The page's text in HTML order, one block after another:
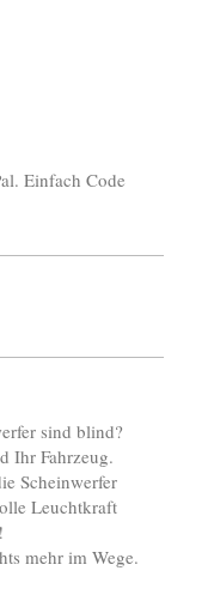
Einfach Code
sind blind?
Ihr Fahrzeug.
Scheinwerfer
Leuchtkraft
mehr im Wege.